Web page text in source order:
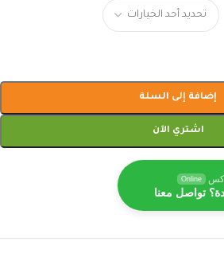
إضافة إلى السلة
اشتري الآن
Online
تواصل معنا